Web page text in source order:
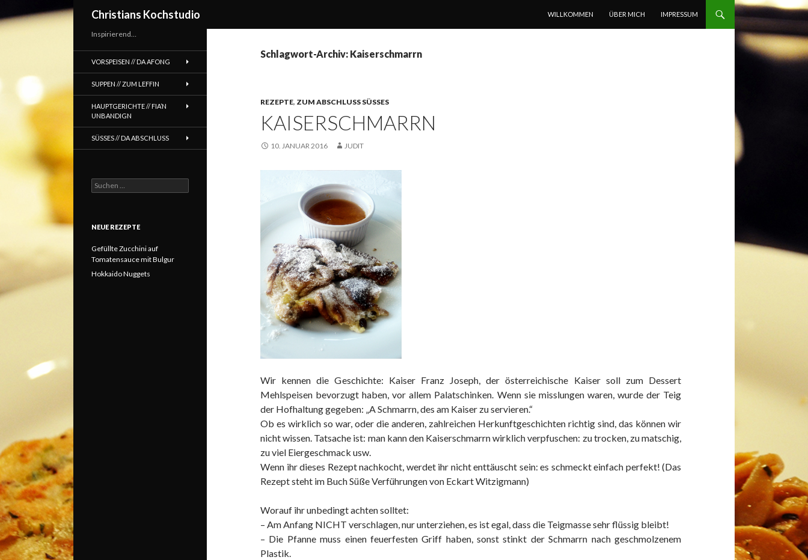
Christians Kochstudio
WILLKOMMEN
ÜBER MICH IMPRESSUM
Schlagwort-Archiv: Kaiserschmarrn
REZEPTE, ZUM ABSCHLUSS SÜSSES
KAISERSCHMARRN
10. JANUAR 2016 JUDIT
Wir kennen die Geschichte: Kaiser Franz Joseph, der österreichische Kaiser soll zum Dessert
Mehlspeisen bevorzugt haben, vor allem Palatschinken. Wenn sie misslungen waren, wurde der Teig
der Hofhaltung gegeben: „A Schmarrn, des am Kaiser zu servieren.“
Ob es wirklich so war, oder die anderen, zahlreichen Herkunftgeschichten richtig sind, das können wir
nicht wissen. Tatsache ist: man kann den Kaiserschmarrn wirklich verpfuschen: zu trocken, zu matschig,
zu viel Eiergeschmack usw.
Wenn ihr dieses Rezept nachkocht, werdet ihr nicht enttäuscht sein: es schmeckt einfach perfekt! (Das
Rezept steht im Buch Süße Verführungen von Eckart Witzigmann)
Worauf ihr unbedingt achten solltet:
– Am Anfang NICHT verschlagen, nur unterziehen, es ist egal, dass die Teigmasse sehr flüssig bleibt!
– Die Pfanne muss einen feuerfesten Griff haben, sonst stinkt der Schmarrn nach geschmolzenem
Plastik.
Inspirierend…
VORSPEISEN // DA AFONG
SUPPEN // ZUM LEFFIN
HAUPTGERICHTE // FIA’N
UNBANDIGN
SÜSSES // DA ABSCHLUSS
Suchen
nach:
NEUE REZEPTE
Gefüllte Zucchini auf
Tomatensauce mit Bulgur
Hokkaido Nuggets